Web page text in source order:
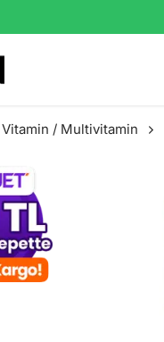
Vitamin / Multivitamin